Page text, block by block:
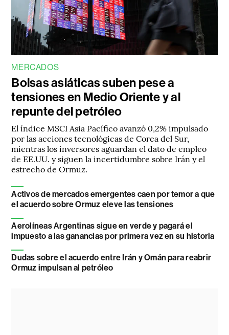
MERCADOS
Bolsas asiáticas suben pese a
tensiones en Medio Oriente y al
repunte del petróleo
El índice MSCI Asia Pacífico avanzó 0,2% impulsado
por las acciones tecnológicas de Corea del Sur,
mientras los inversores aguardan el dato de empleo
de EE.UU. y siguen la incertidumbre sobre Irán y el
estrecho de Ormuz.
Activos de mercados emergentes caen por temor a que
el acuerdo sobre Ormuz eleve las tensiones
Aerolíneas Argentinas sigue en verde y pagará el
impuesto a las ganancias por primera vez en su historia
Dudas sobre el acuerdo entre Irán y Omán para reabrir
Ormuz impulsan al petróleo